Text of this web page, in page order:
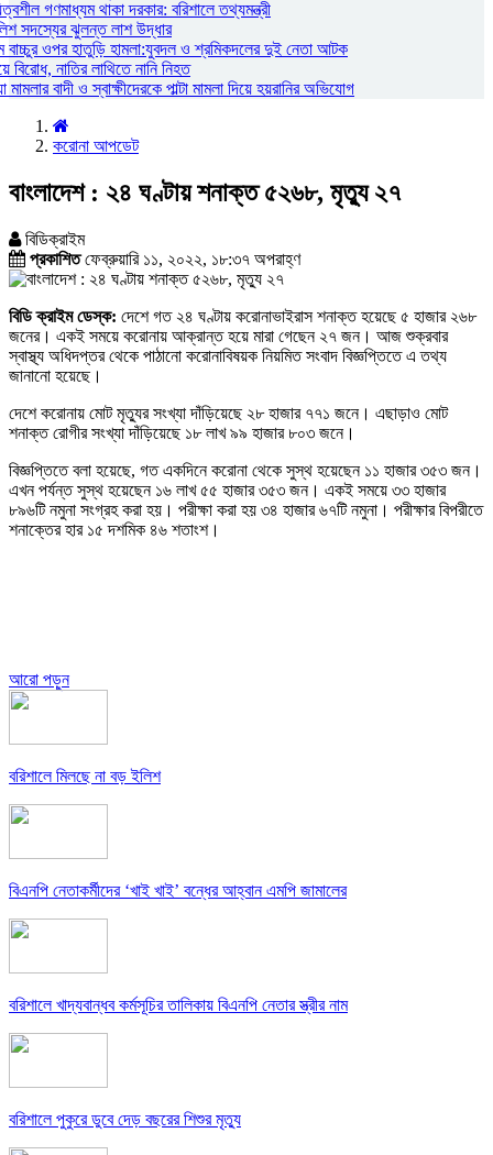
গণমাধ্যম থাকা দরকার: বরিশালে তথ্যমন্ত্রী
সদস্যের ঝুলন্ত লাশ উদ্ধার
বাচ্চুর ওপর হাতুড়ি হামলা:যুবদল ও শ্রমিকদলের দুই নেতা আটক
বিরোধ, নাতির লাথিতে নানি নিহত
বাদী ও স্বাক্ষীদেরকে পাল্টা মামলা দিয়ে হয়রানির অভিযোগ
করোনা আপডেট
বাংলাদেশ : ২৪ ঘণ্টায় শনাক্ত ৫২৬৮, মৃত্যু ২৭
বিডিক্রাইম
প্রকাশিতফেব্রুয়ারি ১১, ২০২২, ১৮:৩৭ অপরাহ্ণ
বিডি ক্রাইম ডেস্ক: দেশে গত ২৪ ঘণ্টায় করোনাভাইরাস শনাক্ত হয়েছে ৫ হাজার ২৬৮
জনের। একই সময়ে করোনায় আক্রান্ত হয়ে মারা গেছেন ২৭ জন। আজ শুক্রবার
স্বাস্থ্য অধিদপ্তর থেকে পাঠানো করোনাবিষয়ক নিয়মিত সংবাদ বিজ্ঞপ্তিতে এ তথ্য
জানানো হয়েছে।
দেশে করোনায় মোট মৃত্যুর সংখ্যা দাঁড়িয়েছে ২৮ হাজার ৭৭১ জনে। এছাড়াও মোট
শনাক্ত রোগীর সংখ্যা দাঁড়িয়েছে ১৮ লাখ ৯৯ হাজার ৮০৩ জনে।
বিজ্ঞপ্তিতে বলা হয়েছে, গত একদিনে করোনা থেকে সুস্থ হয়েছেন ১১ হাজার ৩৫৩ জন।
এখন পর্যন্ত সুস্থ হয়েছেন ১৬ লাখ ৫৫ হাজার ৩৫৩ জন। একই সময়ে ৩৩ হাজার
৮৯৬টি নমুনা সংগ্রহ করা হয়। পরীক্ষা করা হয় ৩৪ হাজার ৬৭টি নমুনা। পরীক্ষার বিপরীতে
শনাক্তের হার ১৫ দশমিক ৪৬ শতাংশ।
আরো পড়ুন
বরিশালে মিলছে না বড় ইলিশ
বিএনপি নেতাকর্মীদের ‘খাই খাই’ বন্ধের আহ্বান এমপি জামালের
বরিশালে খাদ্যবান্ধব কর্মসূচির তালিকায় বিএনপি নেতার স্ত্রীর নাম
বরিশালে পুকুরে ডুবে দেড় বছরের শিশুর মৃত্যু